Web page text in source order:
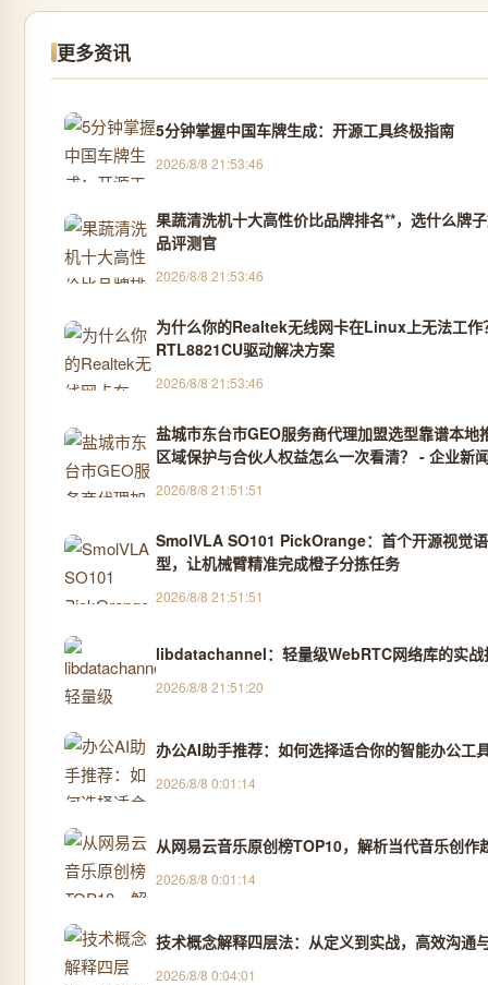
更多资讯
5分钟掌握中国车牌生成：开源工具终极指南
2026/8/8 21:53:46
果蔬清洗机十大高性价比品牌排名**，选什么牌
品评测官
2026/8/8 21:53:46
为什么你的Realtek无线网卡在Linux上无法工作
RTL8821CU驱动解决方案
2026/8/8 21:53:46
盐城市东台市GEO服务商代理加盟选型靠谱本地
区域保护与合伙人权益怎么一次看清？ - 企业新
2026/8/8 21:51:51
SmolVLA SO101 PickOrange：首个开源视觉
型，让机械臂精准完成橙子分拣任务
2026/8/8 21:51:51
libdatachannel：轻量级WebRTC网络库的实战
2026/8/8 21:51:20
办公AI助手推荐：如何选择适合你的智能办公工
2026/8/8 0:01:14
从网易云音乐原创榜TOP10，解析当代音乐创作
2026/8/8 0:01:14
技术概念解释四层法：从定义到实战，高效沟通
2026/8/8 0:04:01